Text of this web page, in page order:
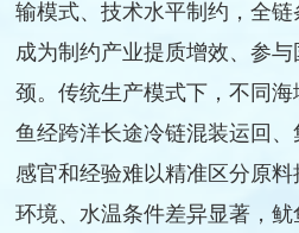
输模式、技术水平制约，全链
成为制约产业提质增效、参
颈。传统生产模式下，不同
鱼经跨洋长途冷链混装运回
感官和经验难以精准区分原
环境、水温条件差异显著，